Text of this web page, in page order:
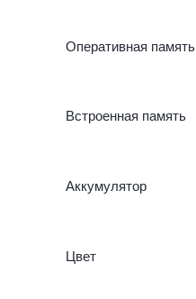
Оперативная память
Встроенная память
Аккумулятор
Цвет